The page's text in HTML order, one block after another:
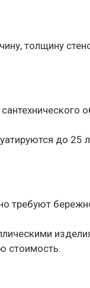
толщину
до 25
требуют
стоимость.